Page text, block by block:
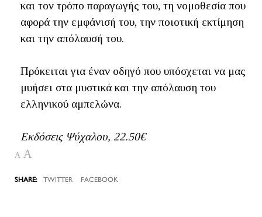
και τον τρόπο παραγωγής του, τη νομοθεσία που
αφορά την εμφάνισή του, την ποιοτική εκτίμηση
και την απόλαυσή του.
Πρόκειται για έναν οδηγό που υπόσχεται να μας
μυήσει στα μυστικά και την απόλαυση του
ελληνικού αμπελώνα.
Εκδόσεις Ψύχαλου, 22.50€
A A
TWITTER FACEBOOK